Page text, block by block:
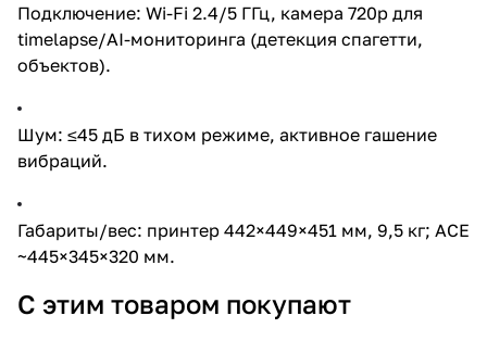
Подключение: Wi-Fi 2.4/5 ГГц, камера 720p для
timelapse/AI-мониторинга (детекция спагетти,
объектов).
Шум: ≤45 дБ в тихом режиме, активное гашение
вибраций.
Габариты/вес: принтер 442×449×451 мм, 9,5 кг; ACE
~445×345×320 мм.
С этим товаром покупают